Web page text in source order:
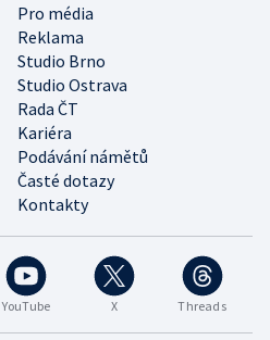
YouTube X Threads
Pro média
Reklama
Studio Brno
Studio Ostrava
Rada ČT
Kariéra
Podávání námětů
Časté dotazy
Kontakty